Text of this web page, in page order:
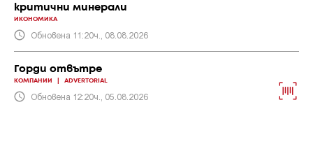
критични минерали
ИКОНОМИКА
Обновена 11:20ч., 08.08.2026
Горди отвътре
КОМПАНИИ ADVERTORIAL
Обновена 12:20ч., 05.08.2026